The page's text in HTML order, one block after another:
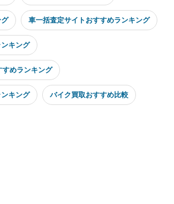
車一括査定サイトおすすめランキング
キング
めランキング
キング バイク買取おすすめ比較